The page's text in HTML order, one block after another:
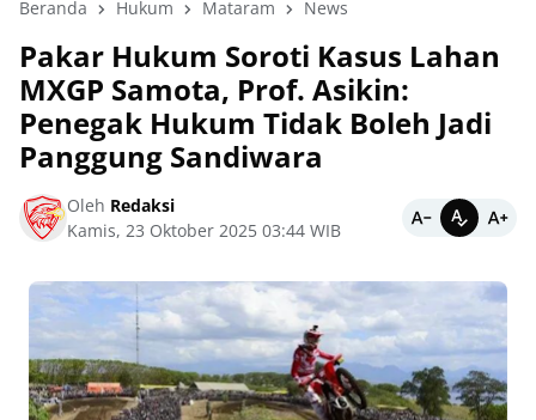
Beranda Hukum Mataram News
Pakar Hukum Soroti Kasus Lahan
MXGP Samota, Prof. Asikin:
Penegak Hukum Tidak Boleh Jadi
Panggung Sandiwara
Oleh Redaksi
Kamis, 23 Oktober 2025 03:44 WIB